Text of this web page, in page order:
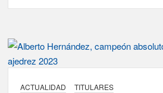
ACTUALIDAD TITULARES